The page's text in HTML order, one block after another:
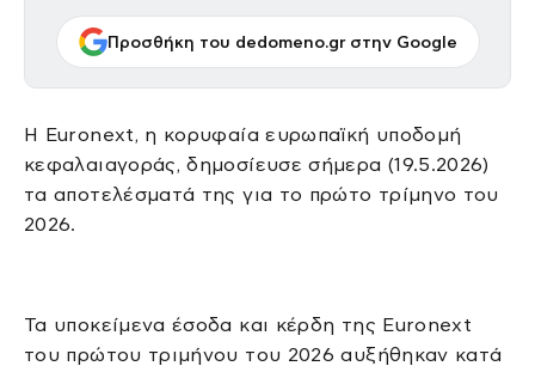
Προσθήκη του dedomeno.gr στην Google
Η Euronext, η κορυφαία ευρωπαϊκή υποδομή
κεφαλαιαγοράς, δημοσίευσε σήμερα (19.5.2026)
τα αποτελέσματά της για το πρώτο τρίμηνο του
2026.
Τα υποκείμενα έσοδα και κέρδη της Euronext
του πρώτου τριμήνου του 2026 αυξήθηκαν κατά